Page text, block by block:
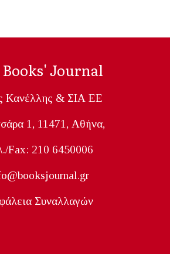
Books' Journal
Κανέλλης & ΣΙΑ ΕΕ
1, 11471, Aθήνα,
Fax: 210 6450006
Συναλλαγών